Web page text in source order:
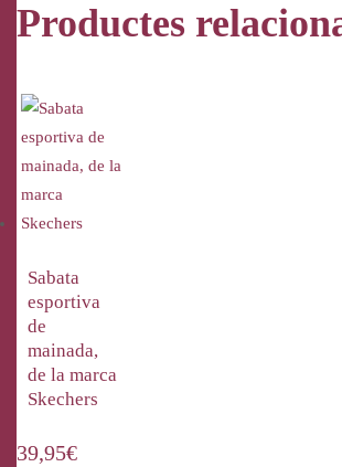
Productes
Sabata
esportiva
de
mainada,
de la marca
Skechers
39,95€